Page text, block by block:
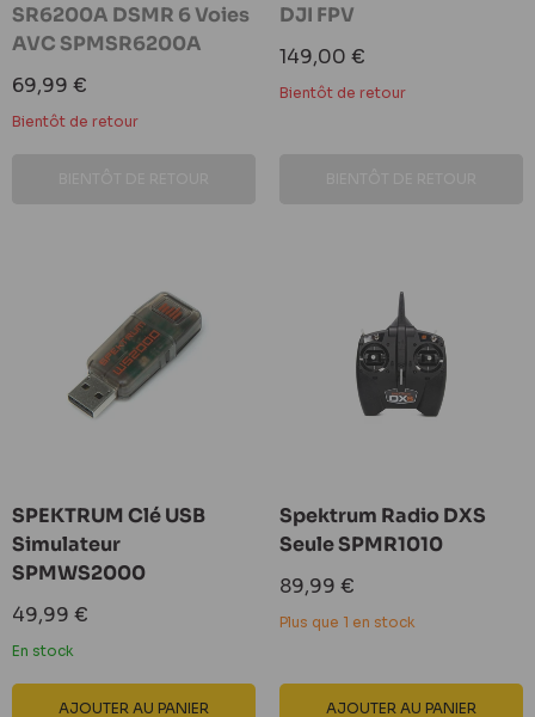
SR6200A DSMR 6 Voies
AVC SPMSR6200A
Prix
réduit
69,99 €
Bientôt de retour
DJI FPV
Prix
réduit
149,00 €
Bientôt de retour
SPEKTRUM Clé USB
Simulateur
SPMWS2000
Prix
réduit
49,99 €
En stock
AJOUTER AU PANIER
Spektrum Radio DXS
Seule SPMR1010
Prix
réduit
89,99 €
Plus que 1 en stock
AJOUTER AU PANIER